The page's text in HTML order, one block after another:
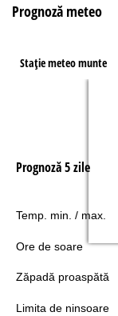
Prognoză meteo
Staţie meteo munte
Prognoză 5 zile
Temp. min. / max.
Ore de soare
Zăpadă proaspătă
Limita de ninsoare